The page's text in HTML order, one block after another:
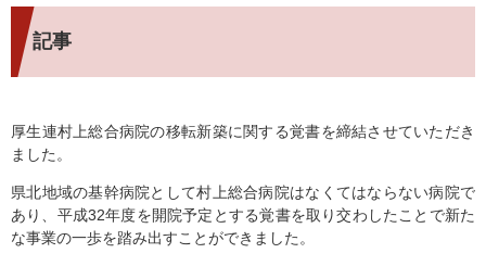
記事
厚生連村上総合病院の移転新築に関する覚書を締結させていただき
ました。
県北地域の基幹病院として村上総合病院はなくてはならない病院で
あり、平成32年度を開院予定とする覚書を取り交わしたことで新た
な事業の一歩を踏み出すことができました。